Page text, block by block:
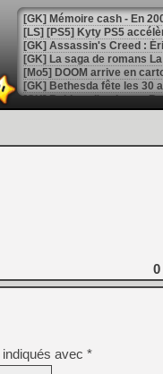
[Mo5] DOOM arrive en
[GK] Bethesda fête les 30
[GK] Roblox : l'action en
[GK] Agenda - GeForce
[LS] [PS5] ps5-y2jb-
[GK] Pourquoi Marvel
[GK] Test : Restory : Chill
[GK] GTA 6 : Rockstar
[GK] Hot Wheels Infinite
[GK] Mémoire cash -
[GK] Résultats Nintendo :
[GK] Déjà des
[Mo5] Brickboy cherche à
[GK] Minecraft et ses «
0
avec *